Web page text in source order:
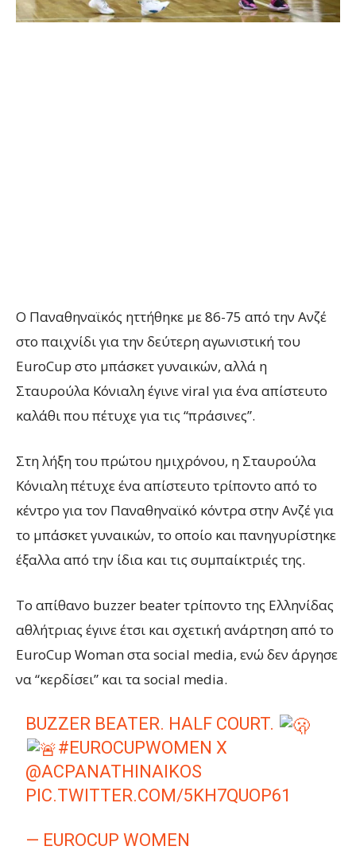
Ο Παναθηναϊκός ηττήθηκε με 86-75 από την Ανζέ
στο παιχνίδι για την δεύτερη αγωνιστική του
EuroCup στο μπάσκετ γυναικών, αλλά η
Σταυρούλα Κόνιαλη έγινε viral για ένα απίστευτο
καλάθι που πέτυχε για τις “πράσινες”.
Στη λήξη του πρώτου ημιχρόνου, η Σταυρούλα
Κόνιαλη πέτυχε ένα απίστευτο τρίποντο από το
κέντρο για τον Παναθηναϊκό κόντρα στην Ανζέ για
το μπάσκετ γυναικών, το οποίο και πανηγυρίστηκε
έξαλλα από την ίδια και τις συμπαίκτριές της.
Το απίθανο buzzer beater τρίποντο της Ελληνίδας
αθλήτριας έγινε έτσι και σχετική ανάρτηση από το
EuroCup Woman στα social media, ενώ δεν άργησε
να “κερδίσει” και τα social media.
BUZZER BEATER. HALF COURT.
#EUROCUPWOMEN X
@ACPANATHINAIKOS
PIC.TWITTER.COM/5KH7QUOP61
— EUROCUP WOMEN